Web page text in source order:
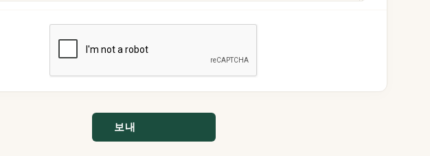
보내